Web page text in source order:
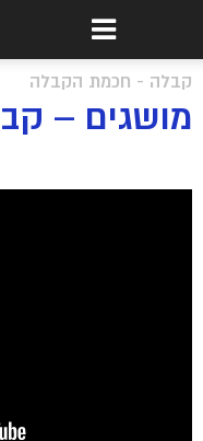
קבלה - חכמת הקבלה
מושגים –